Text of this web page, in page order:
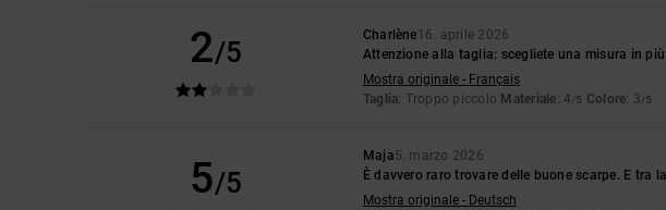
2/5
Charlène16. aprile 2026
Attenzione alla taglia: scegliete una misura in più
Mostra originale - Français
Taglia: Troppo piccolo Materiale: 4/5 Colore: 3/5
5/5
Maja5. marzo 2026
È davvero raro trovare delle buone scarpe. E tra
Mostra originale - Deutsch